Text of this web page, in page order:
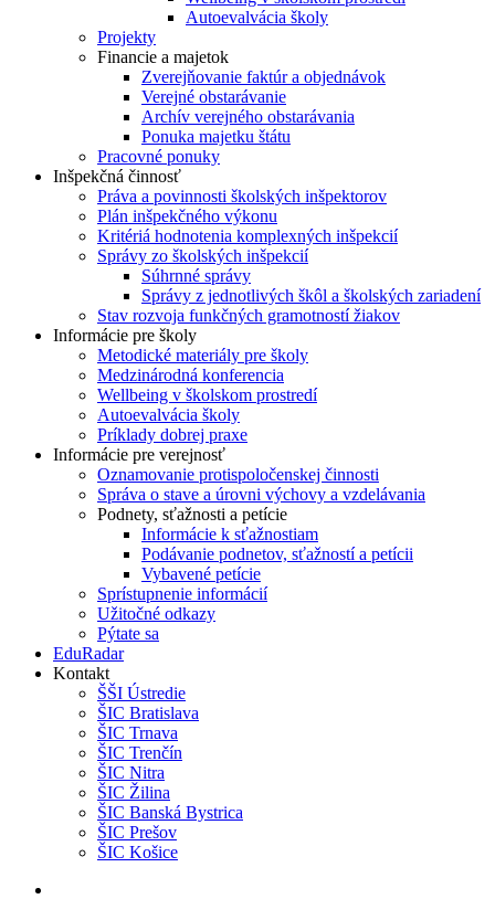
Autoevalvácia školy
Projekty
Financie a majetok
Zverejňovanie faktúr a objednávok
Verejné obstarávanie
Archív verejného obstarávania
Ponuka majetku štátu
Pracovné ponuky
Inšpekčná činnosť
Práva a povinnosti školských inšpektorov
Plán inšpekčného výkonu
Kritériá hodnotenia komplexných inšpekcií
Správy zo školských inšpekcií
Súhrnné správy
Správy z jednotlivých škôl a školských zariadení
Stav rozvoja funkčných gramotností žiakov
Informácie pre školy
Metodické materiály pre školy
Medzinárodná konferencia
Wellbeing v školskom prostredí
Autoevalvácia školy
Príklady dobrej praxe
Informácie pre verejnosť
Oznamovanie protispoločenskej činnosti
Správa o stave a úrovni výchovy a vzdelávania
Podnety, sťažnosti a petície
Informácie k sťažnostiam
Podávanie podnetov, sťažností a petícii
Vybavené petície
Sprístupnenie informácií
Užitočné odkazy
Pýtate sa
EduRadar
Kontakt
ŠŠI Ústredie
ŠIC Bratislava
ŠIC Trnava
ŠIC Trenčín
ŠIC Nitra
ŠIC Žilina
ŠIC Banská Bystrica
ŠIC Prešov
ŠIC Košice